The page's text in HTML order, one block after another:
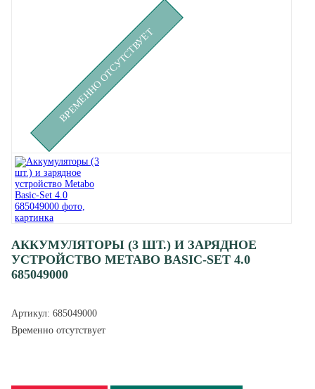
ВРЕМЕННО ОТСУТСТВУЕТ
АККУМУЛЯТОРЫ (3 ШТ.) И ЗАРЯДНОЕ
УСТРОЙСТВО METABO BASIC-SET 4.0
685049000
Артикул: 685049000
Временно отсутствует